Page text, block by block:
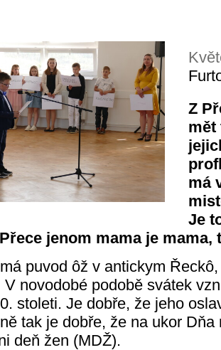
Z
mět
má
Je
jenom mama je
puvod ôž v antickym
V novodobé podobě svátek
stoleti. Je dobře, že jeho
tak je dobře, že na ukor Dňa
deň žen (MDŽ).